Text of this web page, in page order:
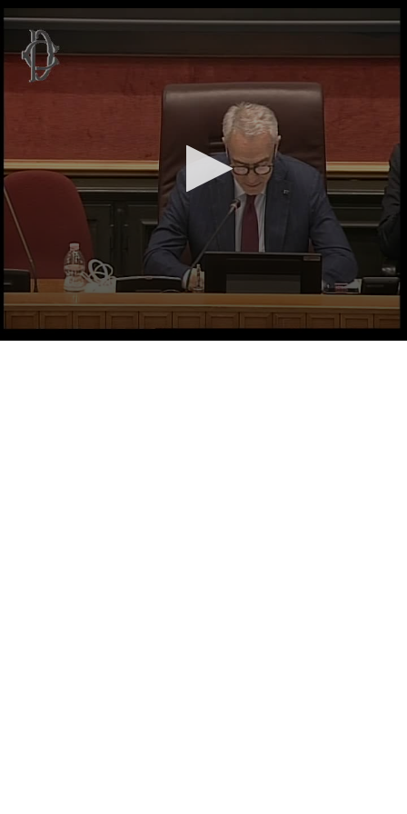
Vai al contenuto principale
WebTV Camera dei Deputati
Fine contenuto
Vai al contenuto principale Vai al menu di navigazione